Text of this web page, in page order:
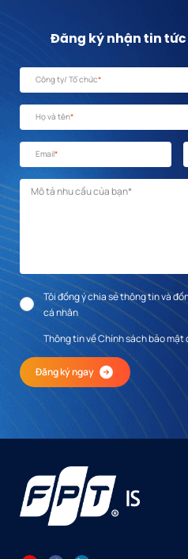
Đăng ký nhận tin tức
Công ty/ Tổ chức*
Họ và tên*
Email*
Mô tả nhu cầu *
Tôi đồng ý chia sẻ thông tin và
cá nhân
Thông tin về Chính sách bảo mật
Đăng ký ngay